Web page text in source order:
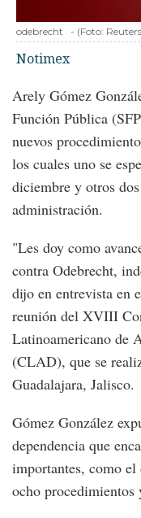
odebrecht - (Foto: Reuters
Notimex
Arely Gómez
Función Pública
nuevos
los cuales uno se
diciembre y otros
administración.
"Les doy como
contra Odebrecht,
dijo en entrevista en
reunión del XVIII
Latinoamericano de
(CLAD), que se
Guadalajara, Jalisco.
Gómez González
dependencia que
importantes, como el
ocho procedimientos